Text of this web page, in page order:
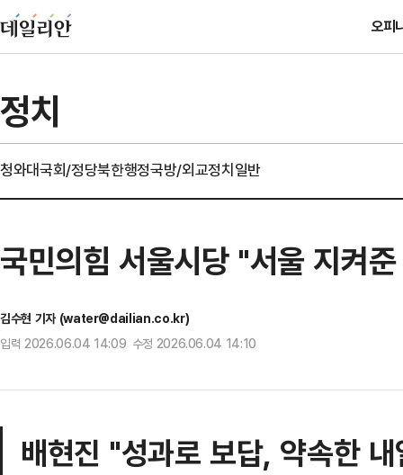
오피
정치
청와대국회/정당북한행정국방/외교정치일반
국민의힘 서울시당 "서울 지켜
김수현 기자 (water@dailian.co.kr)
입력 2026.06.04 14:09 수정 2026.06.04 14:10
배현진 "성과로 보답, 약속한